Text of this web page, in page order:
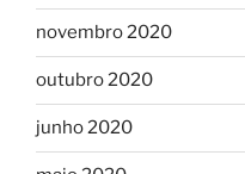
novembro 2020
outubro 2020
junho 2020